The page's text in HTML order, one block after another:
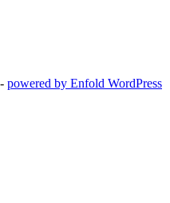
powered by Enfold WordPress